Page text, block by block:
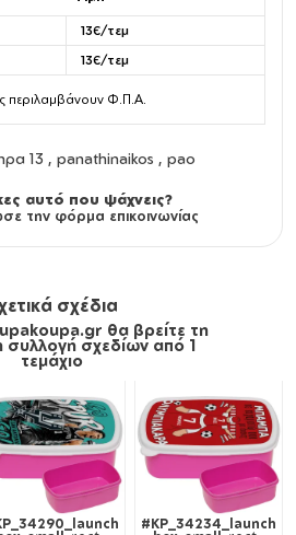
13€/τεμ
13€/τεμ
περιλαμβάνουν Φ.Π.Α.
13 , panathinaikos , pao
αυτό που ψάχνεις?
την φόρμα επικοινωνίας
σχέδια
θα βρείτε τη
συλλογή σχεδίων από 1
τεμάχιο
#KP_34234_launch